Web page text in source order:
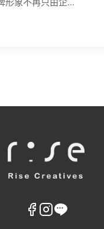
形象不再只由企...